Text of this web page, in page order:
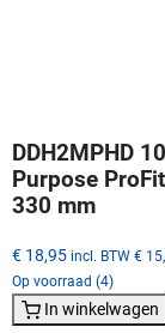
DDH2MPHD
Purpose
330 mm
€ 18,95 incl. BTW €
Op voorraad (4)
In winkelwagen